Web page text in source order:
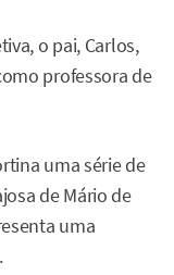
o pai, Carlos,
professora de
uma série de
de Mário de
uma